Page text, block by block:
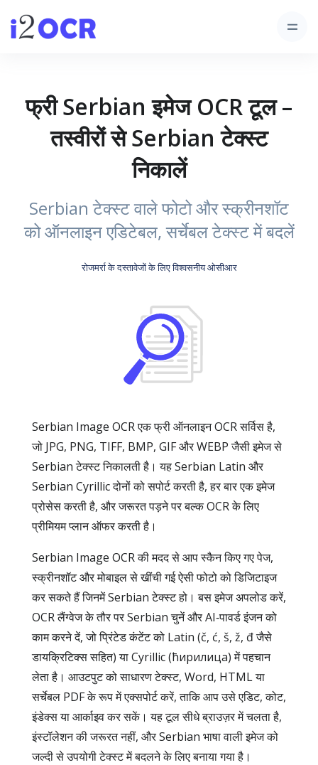
फ्री Serbian इमेज OCR टूल –
तस्वीरों से Serbian टेक्स्ट
निकालें
Serbian टेक्स्ट वाले फोटो और स्क्रीनशॉट
को ऑनलाइन एडिटेबल, सर्चेबल टेक्स्ट में बदलें
रोजमर्रा के दस्तावेजों के लिए विश्वसनीय ओसीआर
Serbian Image OCR एक फ्री ऑनलाइन OCR सर्विस है,
जो JPG, PNG, TIFF, BMP, GIF और WEBP जैसी इमेज से
Serbian टेक्स्ट निकालती है। यह Serbian Latin और
Serbian Cyrillic दोनों को सपोर्ट करती है, हर बार एक इमेज
प्रोसेस करती है, और जरूरत पड़ने पर बल्क OCR के लिए
प्रीमियम प्लान ऑफर करती है।
Serbian Image OCR की मदद से आप स्कैन किए गए पेज,
स्क्रीनशॉट और मोबाइल से खींची गई ऐसी फोटो को डिजिटाइज
कर सकते हैं जिनमें Serbian टेक्स्ट हो। बस इमेज अपलोड करें,
OCR लैंग्वेज के तौर पर Serbian चुनें और AI‑पावर्ड इंजन को
काम करने दें, जो प्रिंटेड कंटेंट को Latin (č, ć, š, ž, đ जैसे
डायक्रिटिक्स सहित) या Cyrillic (ћирилица) में पहचान
लेता है। आउटपुट को साधारण टेक्स्ट, Word, HTML या
सर्चेबल PDF के रूप में एक्सपोर्ट करें, ताकि आप उसे एडिट, कोट,
इंडेक्स या आर्काइव कर सकें। यह टूल सीधे ब्राउज़र में चलता है,
इंस्टॉलेशन की जरूरत नहीं, और Serbian भाषा वाली इमेज को
जल्दी से उपयोगी टेक्स्ट में बदलने के लिए बनाया गया है।